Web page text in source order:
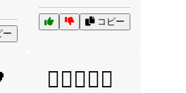
コピー
🏄‍♂️🏄‍♀️🌊